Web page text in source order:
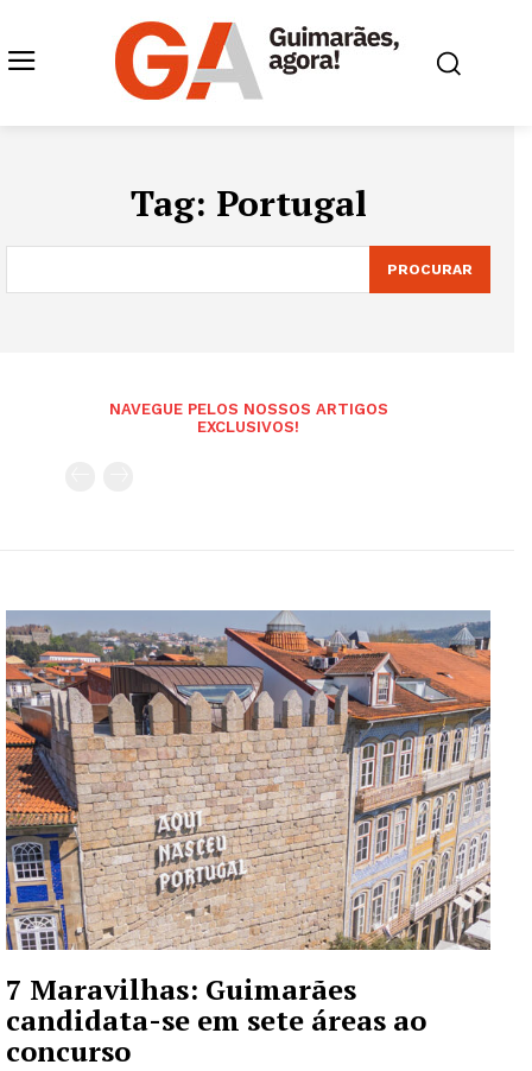
Tag: Portugal
PROCURAR
NAVEGUE PELOS NOSSOS ARTIGOS
EXCLUSIVOS!
7 Maravilhas: Guimarães
candidata-se em sete áreas ao
concurso